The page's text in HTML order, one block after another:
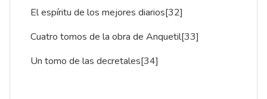
El espíritu de los mejores diarios[32]
Cuatro tomos de la obra de Anquetil[33]
Un tomo de las decretales[34]